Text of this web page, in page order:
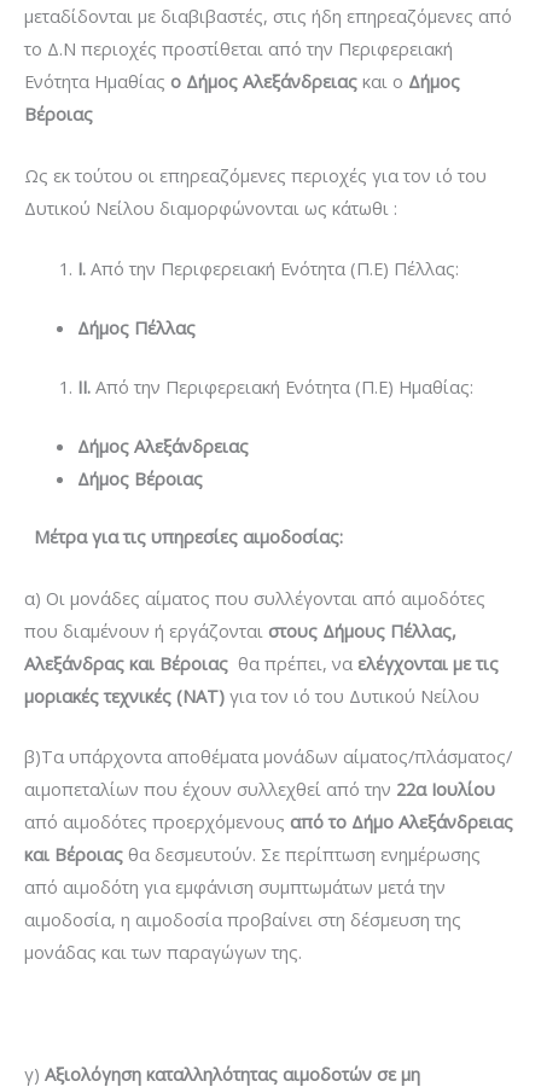
μεταδίδονται με διαβιβαστές, στις ήδη επηρεαζόμενες από
το Δ.Ν περιοχές προστίθεται από την Περιφερειακή
Ενότητα Ημαθίας ο Δήμος Αλεξάνδρειας και ο Δήμος
Βέροιας
Ως εκ τούτου οι επηρεαζόμενες περιοχές για τον ιό του
Δυτικού Νείλου διαμορφώνονται ως κάτωθι :
I.Από την Περιφερειακή Ενότητα (Π.Ε) Πέλλας:
Δήμος Πέλλας
II.Από την Περιφερειακή Ενότητα (Π.Ε) Ημαθίας:
Δήμος Αλεξάνδρειας
Δήμος Βέροιας
Μέτρα για τις υπηρεσίες αιμοδοσίας:
α) Οι μονάδες αίματος που συλλέγονται από αιμοδότες
που διαμένουν ή εργάζονται στους Δήμους Πέλλας,
Αλεξάνδρας και Βέροιας θα πρέπει, να ελέγχονται με τις
μοριακές τεχνικές (ΝΑΤ) για τον ιό του Δυτικού Νείλου
β)Τα υπάρχοντα αποθέματα μονάδων αίματος/πλάσματος/
αιμοπεταλίων που έχουν συλλεχθεί από την 22α Ιουλίου
από αιμοδότες προερχόμενους από το Δήμο Αλεξάνδρειας
και Βέροιας θα δεσμευτούν. Σε περίπτωση ενημέρωσης
από αιμοδότη για εμφάνιση συμπτωμάτων μετά την
αιμοδοσία, η αιμοδοσία προβαίνει στη δέσμευση της
μονάδας και των παραγώγων της.
γ) Αξιολόγηση καταλληλότητας αιμοδοτών σε μη